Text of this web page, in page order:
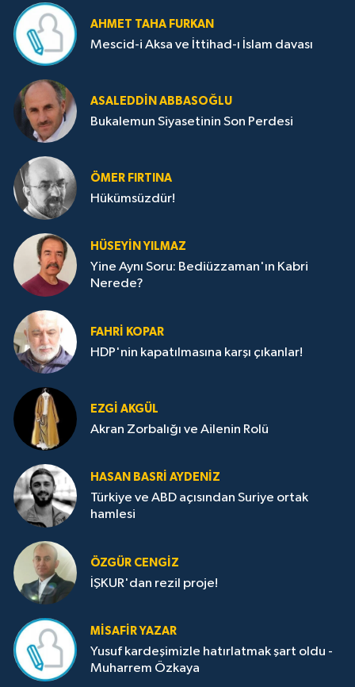
AHMET TAHA FURKAN
Mescid-i Aksa ve İttihad-ı İslam davası
ASALEDDIN ABBASOĞLU
Bukalemun Siyasetinin Son Perdesi
ÖMER FIRTINA
Hükümsüzdür!
HÜSEYIN YILMAZ
Yine Aynı Soru: Bediüzzaman'ın Kabri
Nerede?
FAHRI KOPAR
HDP'nin kapatılmasına karşı çıkanlar!
EZGI AKGÜL
Akran Zorbalığı ve Ailenin Rolü
HASAN BASRI AYDENIZ
Türkiye ve ABD açısından Suriye ortak
hamlesi
ÖZGÜR CENGIZ
İŞKUR'dan rezil proje!
MISAFIR YAZAR
Yusuf kardeşimizle hatırlatmak şart oldu -
Muharrem Özkaya